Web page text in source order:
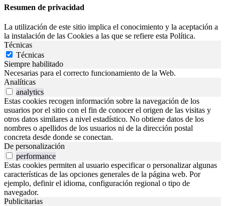
Resumen de privacidad
La utilización de este sitio implica el conocimiento y la aceptación a
la instalación de las Cookies a las que se refiere esta Política.
Técnicas
Técnicas
Siempre habilitado
Necesarias para el correcto funcionamiento de la Web.
Analíticas
analytics
Estas cookies recogen información sobre la navegación de los
usuarios por el sitio con el fin de conocer el origen de las visitas y
otros datos similares a nivel estadístico. No obtiene datos de los
nombres o apellidos de los usuarios ni de la dirección postal
concreta desde donde se conectan.
De personalización
performance
Estas cookies permiten al usuario especificar o personalizar algunas
características de las opciones generales de la página web. Por
ejemplo, definir el idioma, configuración regional o tipo de
navegador.
Publicitarias